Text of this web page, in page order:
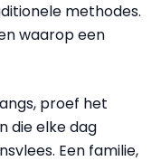
methodes.
waarop een
proef het
die elke dag
Een familie,